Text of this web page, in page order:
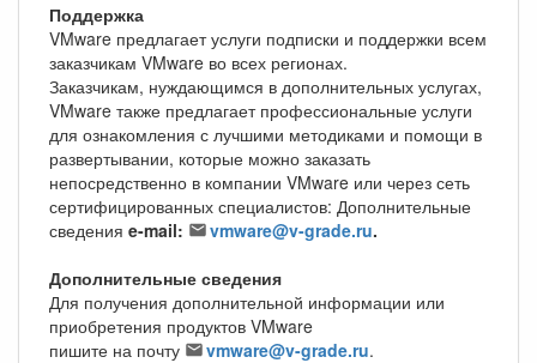
Поддержка
VMware предлагает услуги подписки и поддержки всем
заказчикам VMware во всех регионах.
Заказчикам, нуждающимся в дополнительных услугах,
VMware также предлагает профессиональные услуги
для ознакомления с лучшими методиками и помощи в
развертывании, которые можно заказать
непосредственно в компании VMware или через сеть
сертифицированных специалистов: Дополнительные
сведения e-mail: vmware@v-grade.ru.
Дополнительные сведения
Для получения дополнительной информации или
приобретения продуктов VMware
пишите на почту
vmware@v-grade.ru.